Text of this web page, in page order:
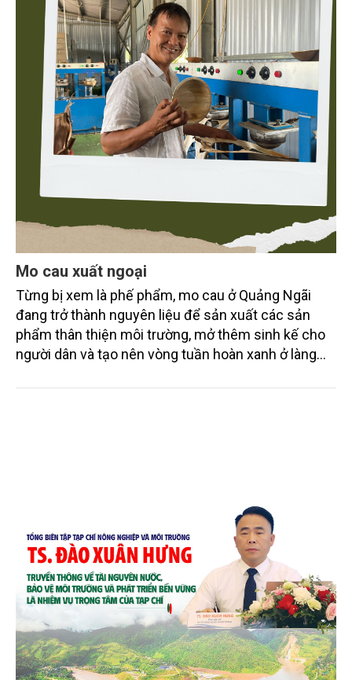
Mo cau xuất ngoại
Từng bị xem là phế phẩm, mo cau ở Quảng Ngãi
đang trở thành nguyên liệu để sản xuất các sản
phẩm thân thiện môi trường, mở thêm sinh kế cho
người dân và tạo nên vòng tuần hoàn xanh ở làng
chén, dĩa... từ mo cau đã được thị trường trong nước